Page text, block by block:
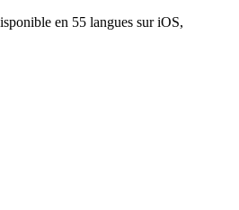
en 55 langues sur iOS,